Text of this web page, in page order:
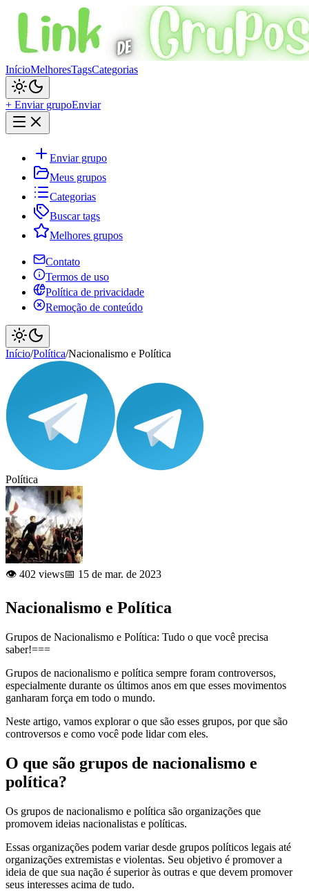
InícioMelhoresTagsCategorias
+ Enviar grupoEnviar
Enviar grupo
Meus grupos
Categorias
Buscar tags
Melhores grupos
Contato
Termos de uso
Política de privacidade
Remoção de conteúdo
Início/Política/Nacionalismo e Política
Política
👁️ 402 views📅 15 de mar. de 2023
Nacionalismo e Política
Grupos de Nacionalismo e Política: Tudo o que você precisa
saber!===
Grupos de nacionalismo e política sempre foram controversos,
especialmente durante os últimos anos em que esses movimentos
ganharam força em todo o mundo.
Neste artigo, vamos explorar o que são esses grupos, por que são
controversos e como você pode lidar com eles.
O que são grupos de nacionalismo e
política?
Os grupos de nacionalismo e política são organizações que
promovem ideias nacionalistas e políticas.
Essas organizações podem variar desde grupos políticos legais até
organizações extremistas e violentas. Seu objetivo é promover a
ideia de que sua nação é superior às outras e que devem promover
seus interesses acima de tudo.